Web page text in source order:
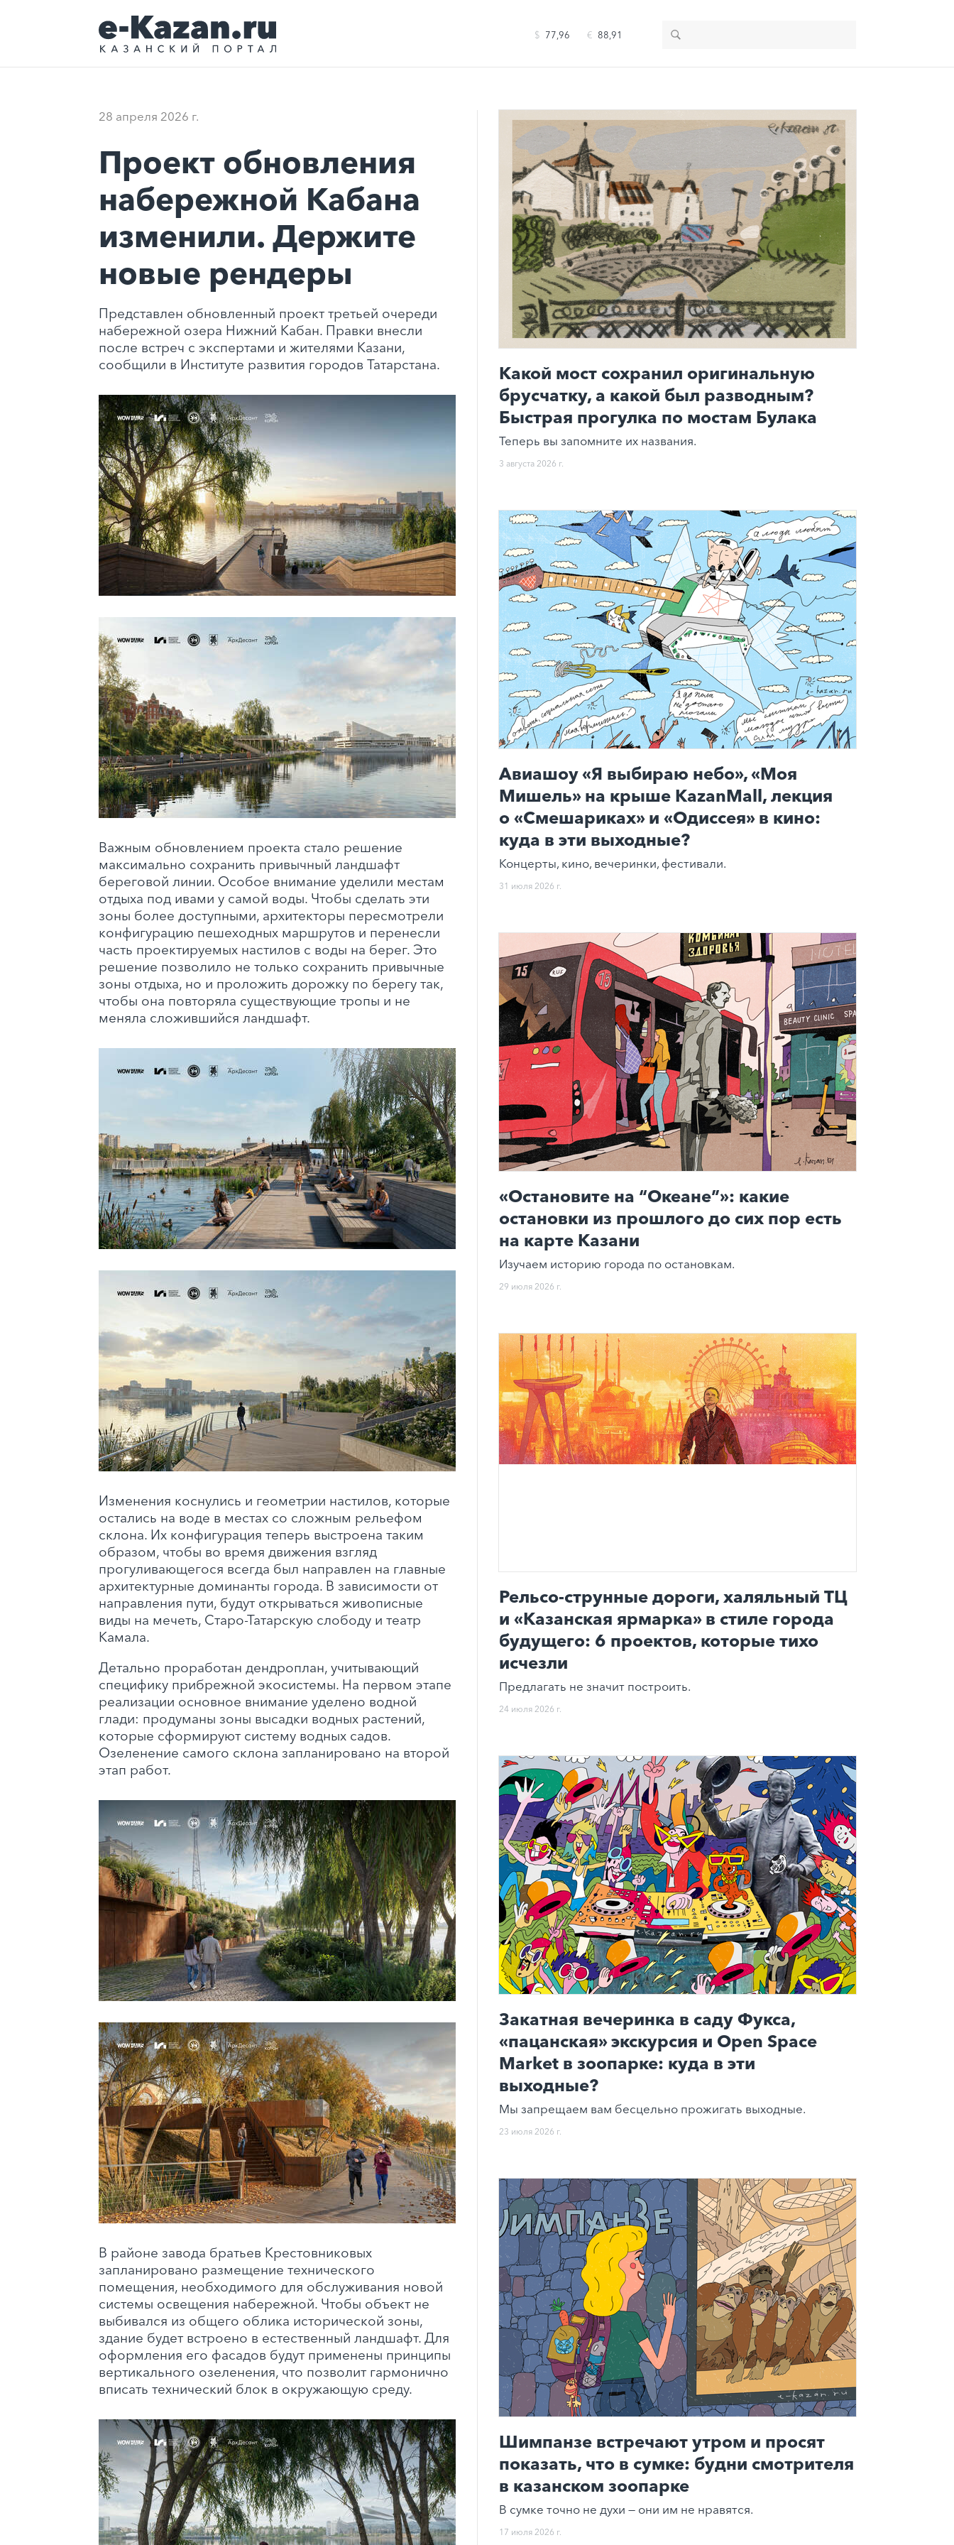
$ 77,96 € 88,91
28 апреля 2026 г.
Проект обновления
набережной Кабана
изменили. Держите
новые рендеры
Представлен обновленный проект третьей очереди
набережной озера Нижний Кабан. Правки внесли
после встреч с экспертами и жителями Казани,
сообщили в Институте развития городов Татарстана.
Важным обновлением проекта стало решение
максимально сохранить привычный ландшафт
береговой линии. Особое внимание уделили местам
отдыха под ивами у самой воды. Чтобы сделать эти
зоны более доступными, архитекторы пересмотрели
конфигурацию пешеходных маршрутов и перенесли
часть проектируемых настилов с воды на берег. Это
решение позволило не только сохранить привычные
зоны отдыха, но и проложить дорожку по берегу так,
чтобы она повторяла существующие тропы и не
меняла сложившийся ландшафт.
Изменения коснулись и геометрии настилов, которые
остались на воде в местах со сложным рельефом
склона. Их конфигурация теперь выстроена таким
образом, чтобы во время движения взгляд
прогуливающегося всегда был направлен на главные
архитектурные доминанты города. В зависимости от
направления пути, будут открываться живописные
виды на мечеть, Старо-Татарскую слободу и театр
Камала.
Детально проработан дендроплан, учитывающий
специфику прибрежной экосистемы. На первом этапе
реализации основное внимание уделено водной
глади: продуманы зоны высадки водных растений,
которые сформируют систему водных садов.
Озеленение самого склона запланировано на второй
этап работ.
В районе завода братьев Крестовниковых
запланировано размещение технического
помещения, необходимого для обслуживания новой
системы освещения набережной. Чтобы объект не
выбивался из общего облика исторической зоны,
здание будет встроено в естественный ландшафт. Для
оформления его фасадов будут применены принципы
вертикального озеленения, что позволит гармонично
вписать технический блок в окружающую среду.
Какой мост сохранил оригинальную
брусчатку, а какой был разводным?
Быстрая прогулка по мостам Булака
Теперь вы запомните их названия.
3 августа 2026 г.
Авиашоу «Я выбираю небо», «Моя
Мишель» на крыше KazanMall, лекция
о «Смешариках» и «Одиссея» в кино:
куда в эти выходные?
Концерты, кино, вечеринки, фестивали.
31 июля 2026 г.
«Остановите на “Океане”»: какие
остановки из прошлого до сих пор есть
на карте Казани
Изучаем историю города по остановкам.
29 июля 2026 г.
Рельсо-струнные дороги, халяльный ТЦ
и «Казанская ярмарка» в стиле города
будущего: 6 проектов, которые тихо
исчезли
Предлагать не значит построить.
24 июля 2026 г.
Закатная вечеринка в саду Фукса,
«пацанская» экскурсия и Open Space
Market в зоопарке: куда в эти
выходные?
Мы запрещаем вам бесцельно прожигать выходные.
23 июля 2026 г.
Шимпанзе встречают утром и просят
показать, что в сумке: будни смотрителя
в казанском зоопарке
В сумке точно не духи — они им не нравятся.
17 июля 2026 г.